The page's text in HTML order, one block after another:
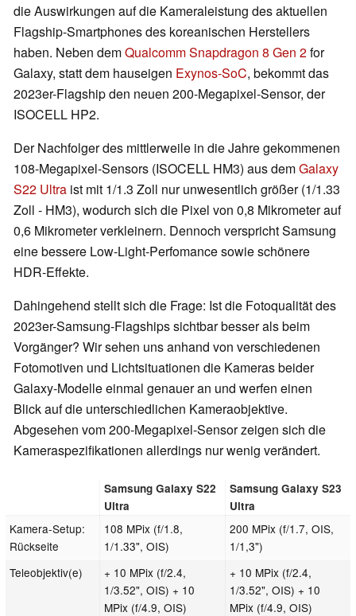
die Auswirkungen auf die Kameraleistung des aktuellen
Flagship-Smartphones des koreanischen Herstellers
haben. Neben demQualcomm Snapdragon 8 Gen 2for
Galaxy, statt dem hauseigen Exynos-SoC, bekommt das
2023er-Flagship den neuen 200-Megapixel-Sensor, der
ISOCELL HP2.
Der Nachfolger des mittlerweile in die Jahre gekommenen
108-Megapixel-Sensors (ISOCELL HM3) aus demGalaxy
S22 Ultra ist mit 1/1.3 Zoll nur unwesentlich größer (1/1.33
Zoll - HM3), wodurch sich die Pixel von 0,8 Mikrometer auf
0,6 Mikrometer verkleinern. Dennoch verspricht Samsung
eine bessere Low-Light-Perfomance sowie schönere
HDR-Effekte.
Dahingehend stellt sich die Frage: Ist die Fotoqualität des
2023er-Samsung-Flagships sichtbar besser als beim
Vorgänger? Wir sehen uns anhand von verschiedenen
Fotomotiven und Lichtsituationen die Kameras beider
Galaxy-Modelle einmal genauer an und werfen einen
Blick auf die unterschiedlichen Kameraobjektive.
Abgesehen vom 200-Megapixel-Sensor zeigen sich die
Kameraspezifikationen allerdings nur wenig verändert.
Samsung Galaxy S22
Ultra
Samsung Galaxy S23
Ultra
Kamera-Setup:
Rückseite
108 MPix (f/1.8,
1/1.33", OIS)
200 MPix (f/1.7, OIS,
1/1,3")
Teleobjektiv(e)
+ 10 MPix (f/2.4,
1/3.52", OIS) + 10
MPix (f/4.9, OIS)
+ 10 MPix (f/2.4,
1/3.52", OIS) + 10
MPix (f/4.9, OIS)